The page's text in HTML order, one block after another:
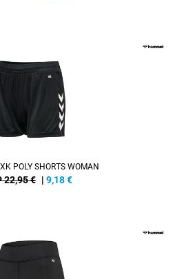
POLY SHORTS WOMAN
22,95 € | 9,18€